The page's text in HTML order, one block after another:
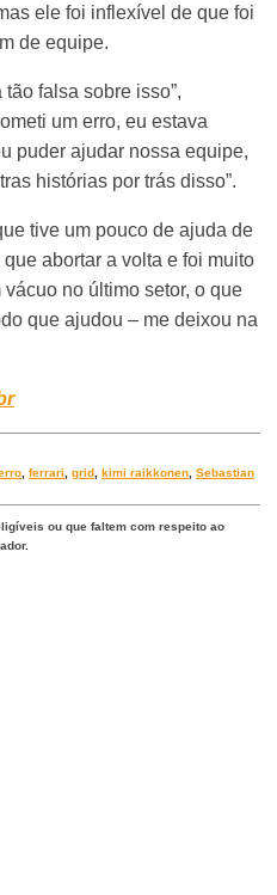
ele foi inflexível de que foi
de equipe.
falsa sobre isso”,
um erro, eu estava
puder ajudar nossa equipe,
histórias por trás disso”.
tive um pouco de ajuda de
que abortar a volta e foi muito
no último setor, o que
que ajudou – me deixou na
,ferrari ,grid ,kimi raikkonen ,Sebastian
ou que faltem com respeito ao